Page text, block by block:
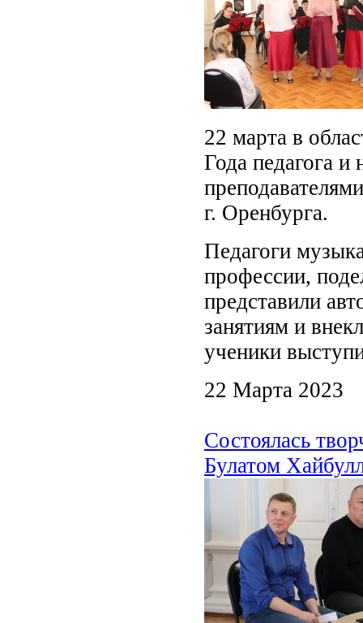
22 марта в
Года педагога и
г. Оренбурга.
Педагоги
профессии,
представили
занятиям и
ученики
22 Марта 2023
Состоялась
Булатом